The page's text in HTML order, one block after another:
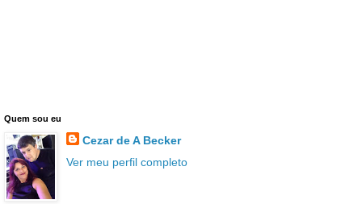
Quem sou eu
Cezar de A Becker
Ver meu perfil completo